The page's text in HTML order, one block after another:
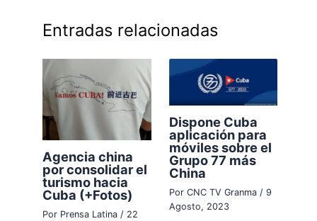
Entradas relacionadas
Agencia china
por consolidar el
turismo hacia
Cuba (+Fotos)
Por Prensa Latina/ 22
Dispone Cuba
aplicación para
móviles sobre el
Grupo 77 más
China
Por CNC TV Granma / 9
Agosto, 2023